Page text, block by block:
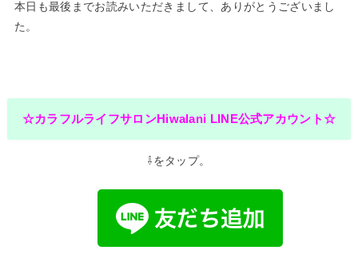
本日も最後までお読みいただきまして、ありがとうございまし
た。
☆カラフルライフサロンHiwalani LINE公式アカウント☆
⇩をタップ。